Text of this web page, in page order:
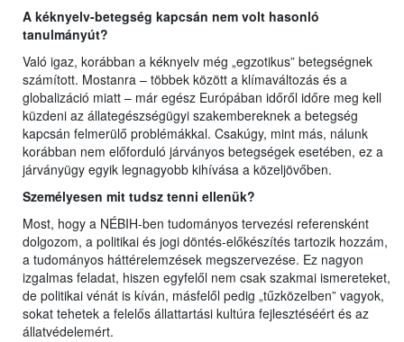
A kéknyelv-betegség kapcsán nem volt hasonló
tanulmányút?
Való igaz, korábban a kéknyelv még „egzotikus” betegségnek
számított. Mostanra – többek között a klímaváltozás és a
globalizáció miatt – már egész Európában időről időre meg kell
küzdeni az állategészségügyi szakembereknek a betegség
kapcsán felmerülő problémákkal. Csakúgy, mint más, nálunk
korábban nem előforduló járványos betegségek esetében, ez a
járványügy egyik legnagyobb kihívása a közeljövőben.
Személyesen mit tudsz tenni ellenük?
Most, hogy a NÉBIH-ben tudományos tervezési referensként
dolgozom, a politikai és jogi döntés-előkészítés tartozik hozzám,
a tudományos háttérelemzések megszervezése. Ez nagyon
izgalmas feladat, hiszen egyfelől nem csak szakmai ismereteket,
de politikai vénát is kíván, másfelől pedig „tűzközelben” vagyok,
sokat tehetek a felelős állattartási kultúra fejlesztéséért és az
állatvédelemért.